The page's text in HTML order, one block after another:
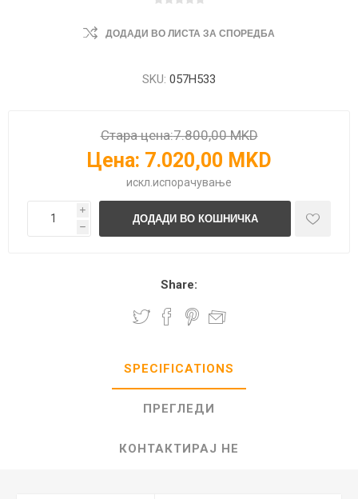
ДОДАДИ ВО ЛИСТА ЗА СПОРЕДБА
SKU: 057H533
Стара цена:7.800,00 MKD
Цена: 7.020,00 MKD
искл. испорачување
i
h
Share:
SPECIFICATIONS
ПРЕГЛЕДИ
КОНТАКТИРАЈ НЕ